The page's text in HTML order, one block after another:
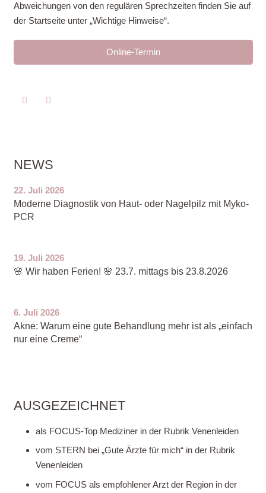
Abweichungen von den regulären Sprechzeiten finden Sie auf
der Startseite unter „Wichtige Hinweise“.
Online-Termin
NEWS
22. Juli 2026
Moderne Diagnostik von Haut- oder Nagelpilz mit Myko-
PCR
19. Juli 2026
🌸 Wir haben Ferien! 🌸 23.7. mittags bis 23.8.2026
6. Juli 2026
Akne: Warum eine gute Behandlung mehr ist als „einfach
nur eine Creme“
AUSGEZEICHNET
als FOCUS-Top Mediziner in der Rubrik Venenleiden
vom STERN bei „Gute Ärzte für mich“ in der Rubrik
Venenleiden
vom FOCUS als empfohlener Arzt der Region in der